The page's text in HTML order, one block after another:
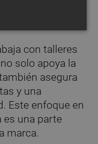
la cantidad
y océanos.
con talleres
solo apoya la
asegura
y una
Este enfoque en
es una parte
marca.